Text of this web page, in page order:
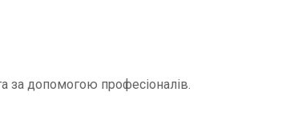
за допомогою професіоналів.